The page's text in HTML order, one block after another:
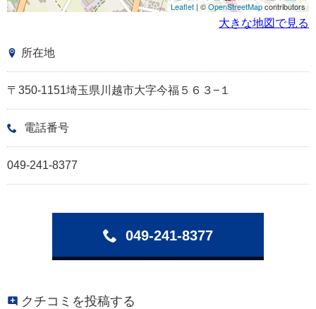
Leaflet | ©OpenStreetMapcontributors
大きな地図で見る
所在地
〒350-1151埼玉県川越市大字今福５６３−１
電話番号
049-241-8377
049-241-8377
クチコミを投稿する